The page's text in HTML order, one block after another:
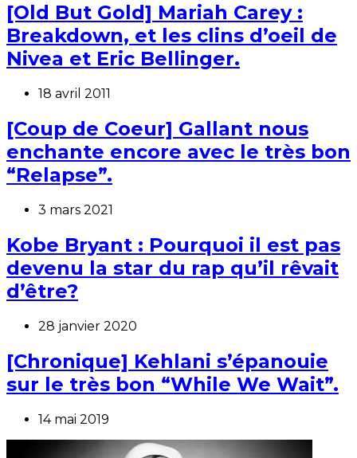
[Old But Gold] Mariah Carey :
Breakdown, et les clins d’oeil de
Nivea et Eric Bellinger.
18 avril 2011
[Coup de Coeur] Gallant nous
enchante encore avec le très bon
“Relapse”.
3 mars 2021
Kobe Bryant : Pourquoi il est pas
devenu la star du rap qu’il rêvait
d’être?
28 janvier 2020
[Chronique] Kehlani s’épanouie
sur le très bon “While We Wait”.
14 mai 2019